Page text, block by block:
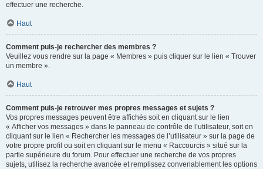
effectuer une recherche.
Haut
Comment puis-je rechercher des membres ?
Veuillez vous rendre sur la page « Membres » puis cliquer sur le lien « Trouver
un membre ».
Haut
Comment puis-je retrouver mes propres messages et sujets ?
Vos propres messages peuvent être affichés soit en cliquant sur le lien
« Afficher vos messages » dans le panneau de contrôle de l’utilisateur, soit en
cliquant sur le lien « Rechercher les messages de l’utilisateur » sur la page de
votre propre profil ou soit en cliquant sur le menu « Raccourcis » situé sur la
partie supérieure du forum. Pour effectuer une recherche de vos propres
sujets, utilisez la recherche avancée et remplissez convenablement les options